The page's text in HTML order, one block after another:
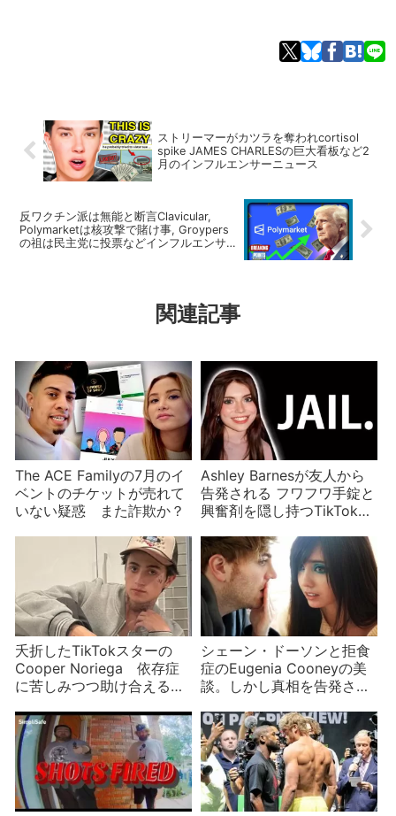
ストリーマーがカツラを奪われcortisol
spike JAMES CHARLESの巨大看板など2
月のインフルエンサーニュース
反ワクチン派は無能と断言Clavicular,
Polymarketは核攻撃で賭け事, Groypers
の祖は民主党に投票などインフルエンサー
関連記事
The ACE Familyの7月のイ
ベントのチケットが売れて
いない疑惑 また詐欺か？
Ashley Barnesが友人から
告発される フワフワ手錠と
興奮剤を隠し持つTikTokイ
夭折したTikTokスターの
Cooper Noriega 依存症
に苦しみつつ助け合える場
シェーン・ドーソンと拒食
症のEugenia Cooneyの美
談。しかし真相を告発され